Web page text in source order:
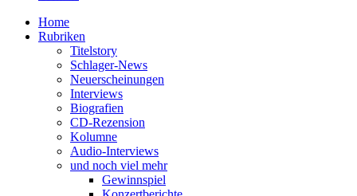
Home
Rubriken
Titelstory
Schlager-News
Neuerscheinungen
Interviews
Biografien
CD-Rezension
Kolumne
Audio-Interviews
und noch viel mehr
Gewinnspiel